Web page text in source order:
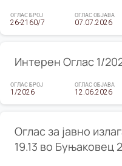
ОГЛАС БРОЈ
26-2160/7
ОГЛАС ОБЈАВА
07.07.2026
Интерен Оглас 1/
ОГЛАС БРОЈ
1/2026
ОГЛАС ОБЈАВА
12.06.2026
Оглас за јавно
19.13 во Буњаковец 2